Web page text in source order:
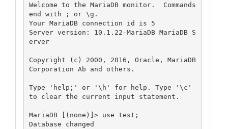
Welcome to the MariaDB monitor.  Commands
end with ; or \g.
Your MariaDB connection id is 5
Server version: 10.1.22-MariaDB MariaDB S
erver
Copyright (c) 2000, 2016, Oracle, MariaDB
Corporation Ab and others.
Type 'help;' or '\h' for help. Type '\c'
to clear the current input statement.
MariaDB [(none)]> use test;
Database changed